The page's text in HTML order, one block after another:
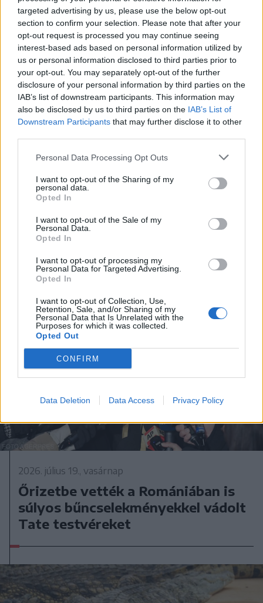
targeted advertising by us, please use the below opt-out
section to confirm your selection. Please note that after your
opt-out request is processed you may continue seeing
interest-based ads based on personal information utilized by
us or personal information disclosed to third parties prior to
your opt-out. You may separately opt-out of the further
disclosure of your personal information by third parties on the
IAB’s list of downstream participants. This information may
also be disclosed by us to third parties on the IAB’s List of
Downstream Participants that may further disclose it to other
Personal Data Processing Opt Outs
I want to opt-out of the Sharing of my
personal data.
Opted In
I want to opt-out of the Sale of my
Personal Data.
Opted In
I want to opt-out of processing my
Personal Data for Targeted Advertising.
Opted In
I want to opt-out of Collection, Use,
Retention, Sale, and/or Sharing of my
Personal Data that Is Unrelated with the
Purposes for which it was collected.
Opted Out
CONFIRM
Data Deletion Data Access Privacy Policy
Szentségtörő üzenetek és
vandalizmus a medjugorjei Mária-
szobornál – térfigyelő rögzítette a
gyújtogatást
2026. július 19., vasárnap
Őrizetbe vették a Romániában is
súlyos bűncselekményekkel vádolt
Tate testvéreket